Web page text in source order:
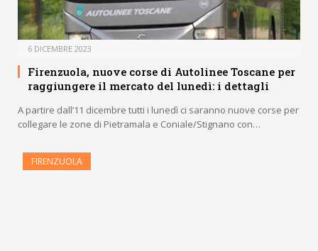
6 DICEMBRE 2023
Firenzuola, nuove corse di Autolinee Toscane per
raggiungere il mercato del lunedì: i dettagli
A partire dall’11 dicembre tutti i lunedì ci saranno nuove corse per
collegare le zone di Pietramala e Coniale/Stignano con…
FIRENZUOLA